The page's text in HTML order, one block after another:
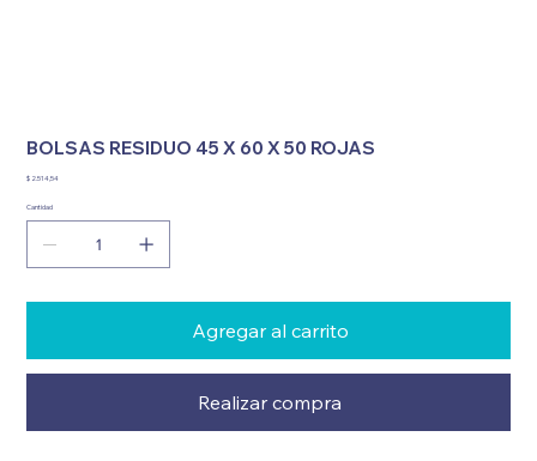
BOLSAS RESIDUO 45 X 60 X 50 ROJAS
Precio
$ 2.514,54
Cantidad
Agregar al carrito
Realizar compra